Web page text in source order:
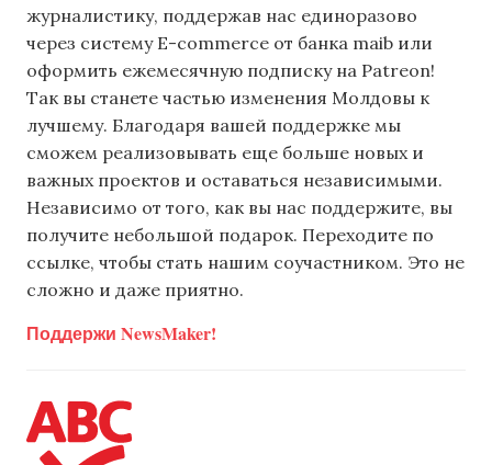
журналистику, поддержав нас единоразово
через систему E-commerce от банка maib или
оформить ежемесячную подписку на Patreon!
Так вы станете частью изменения Молдовы к
лучшему. Благодаря вашей поддержке мы
сможем реализовывать еще больше новых и
важных проектов и оставаться независимыми.
Независимо от того, как вы нас поддержите, вы
получите небольшой подарок. Переходите по
ссылке, чтобы стать нашим соучастником. Это не
сложно и даже приятно.
Поддержи NewsMaker!